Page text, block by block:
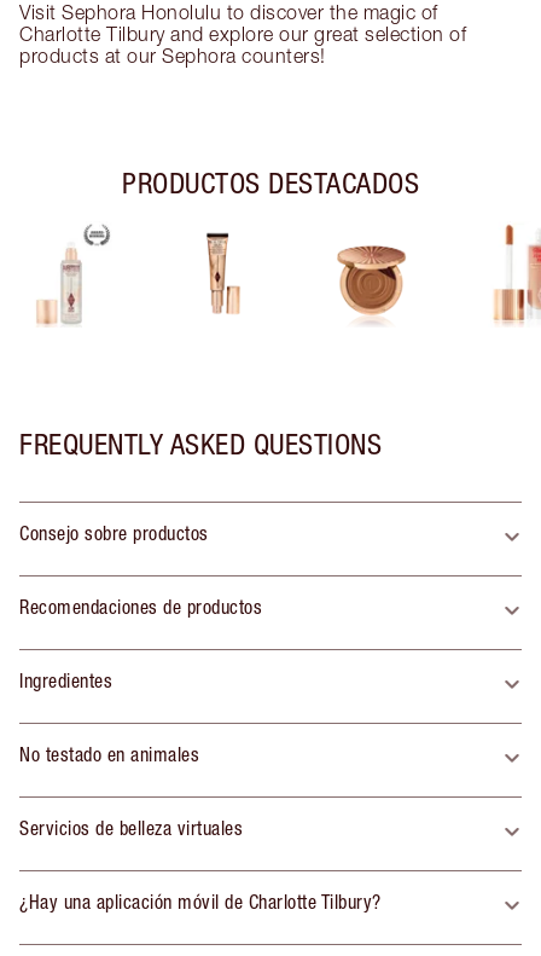
Visit Sephora Honolulu to discover the magic of
Charlotte Tilbury and explore our great selection of
products at our Sephora counters!
PRODUCTOS DESTACADOS
FREQUENTLY ASKED QUESTIONS
Consejo sobre productos
Recomendaciones de productos
Ingredientes
No testado en animales
Servicios de belleza virtuales
¿Hay una aplicación móvil de Charlotte Tilbury?